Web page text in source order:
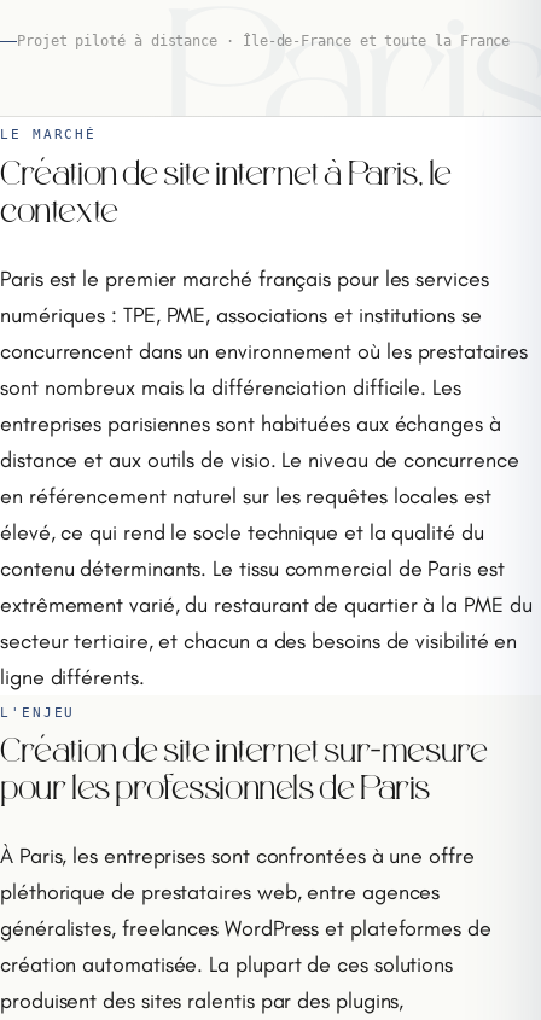
Projet piloté à distance · Île-de-France et toute la France
LE MARCHÉ
Création de site internet à Paris, le
contexte
Paris est le premier marché français pour les services
numériques : TPE, PME, associations et institutions se
concurrencent dans un environnement où les prestataires
sont nombreux mais la différenciation difficile. Les
entreprises parisiennes sont habituées aux échanges à
distance et aux outils de visio. Le niveau de concurrence
en référencement naturel sur les requêtes locales est
élevé, ce qui rend le socle technique et la qualité du
contenu déterminants. Le tissu commercial de Paris est
extrêmement varié, du restaurant de quartier à la PME du
secteur tertiaire, et chacun a des besoins de visibilité en
ligne différents.
L'ENJEU
Création de site internet sur-mesure
pour les professionnels de Paris
À Paris, les entreprises sont confrontées à une offre
pléthorique de prestataires web, entre agences
généralistes, freelances WordPress et plateformes de
création automatisée. La plupart de ces solutions
produisent des sites ralentis par des plugins,